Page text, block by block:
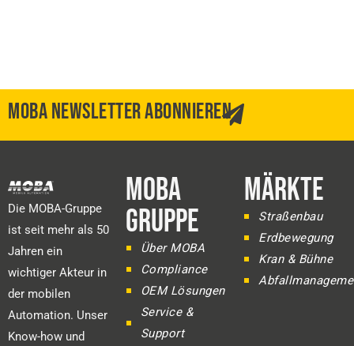
MOBA NEWSLETTER ABONNIEREN
Die MOBA-Gruppe
ist seit mehr als 50
Jahren ein
wichtiger Akteur in
der mobilen
Automation. Unser
Know-how und
MOBA
GRUPPE
Über MOBA
Compliance
OEM Lösungen
Service &
Support
MÄRKTE
Straßenbau
Erdbewegung
Kran & Bühne